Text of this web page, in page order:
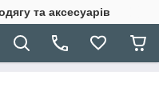
та аксесуарів